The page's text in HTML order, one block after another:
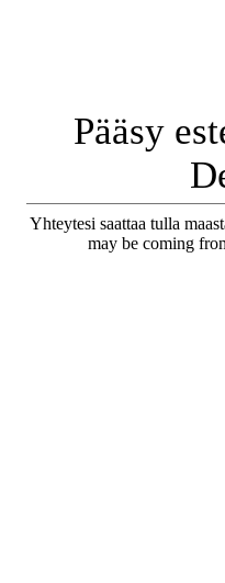
Pääsy
Yhteytesi saattaa tulla
may be coming